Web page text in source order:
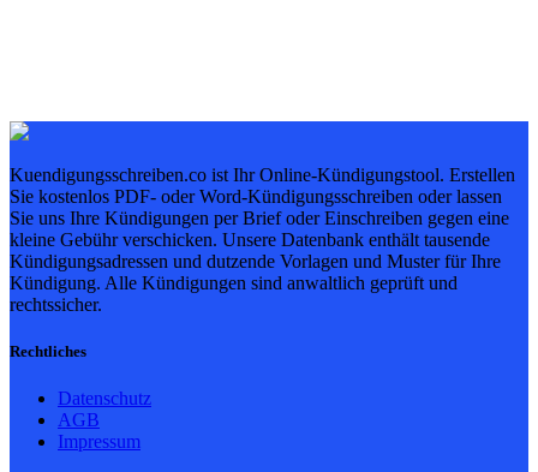
Kuendigungsschreiben.co ist Ihr Online-Kündigungstool. Erstellen
Sie kostenlos PDF- oder Word-Kündigungsschreiben oder lassen
Sie uns Ihre Kündigungen per Brief oder Einschreiben gegen eine
kleine Gebühr verschicken. Unsere Datenbank enthält tausende
Kündigungsadressen und dutzende Vorlagen und Muster für Ihre
Kündigung. Alle Kündigungen sind anwaltlich geprüft und
rechtssicher.
Rechtliches
Datenschutz
AGB
Impressum